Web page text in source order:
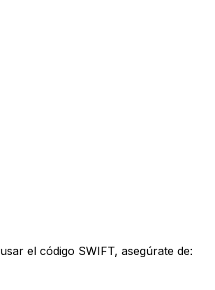
el código SWIFT, asegúrate de: